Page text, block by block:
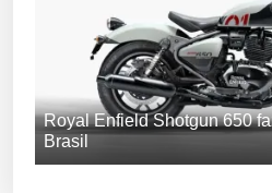
Royal Enfield Shotgun 650
Brasil